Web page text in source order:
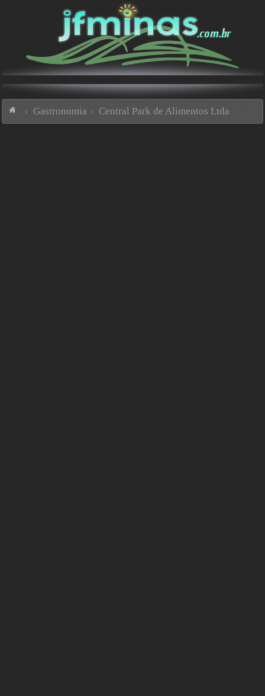
Gastronomia Central Park de Alimentos Ltda